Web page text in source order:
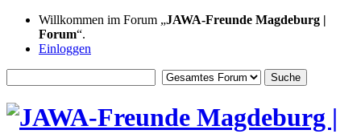
Willkommen im Forum „JAWA-Freunde Magdeburg |
Forum“.
Einloggen